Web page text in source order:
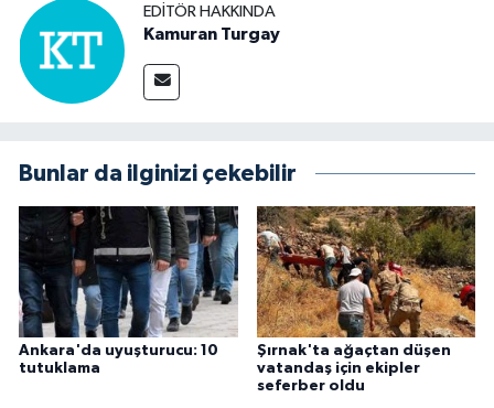
EDITÖR HAKKINDA
Kamuran Turgay
Bunlar da ilginizi çekebilir
Ankara'da uyuşturucu: 10
tutuklama
Şırnak'ta ağaçtan düşen
vatandaş için ekipler
seferber oldu